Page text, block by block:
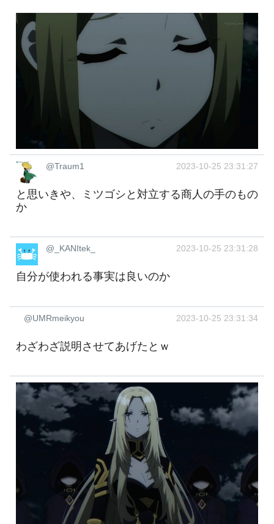
@Traum1 2023-10-25 23:31:27
と思いきや、ミツゴシと対立する商人の手のもの
か
@_KANItek_ 2023-10-25 23:31:28
自分が使われる事実は良いのか
@UMRmeikyou 2023-10-25 23:31:34
わざわざ説明させてあげたとｗ